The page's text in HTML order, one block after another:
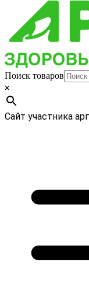
Поиск товаров
×
Сайт участника